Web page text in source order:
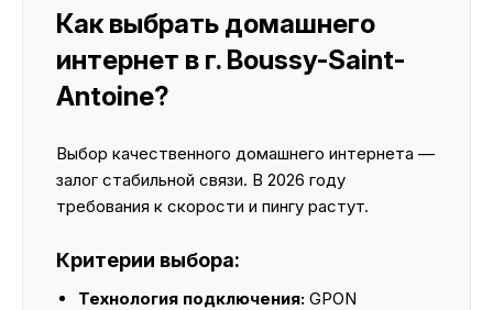
Как выбрать домашнего
интернет в г. Boussy-Saint-
Antoine?
Выбор качественного домашнего интернета —
залог стабильной связи. В 2026 году
требования к скорости и пингу растут.
Критерии выбора:
Технология подключения: GPON